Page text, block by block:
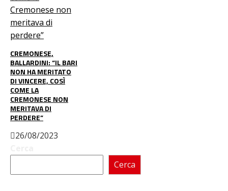
CREMONESE,
BALLARDINI: “IL BARI
NON HA MERITATO
DI VINCERE, COSÌ
COME LA
CREMONESE NON
MERITAVA DI
PERDERE”
26/08/2023
Cerca